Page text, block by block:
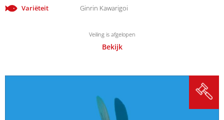
Variëteit
Ginrin Kawarigoi
Veiling is afgelopen
Bekijk